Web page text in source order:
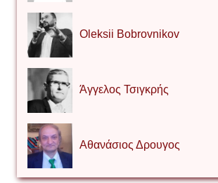
Oleksii Bobrovnikov
Άγγελος Τσιγκρής
Αθανάσιος Δρουγος